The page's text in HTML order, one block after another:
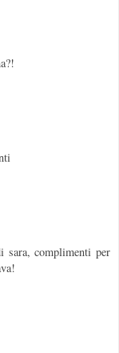
sara, complimenti per